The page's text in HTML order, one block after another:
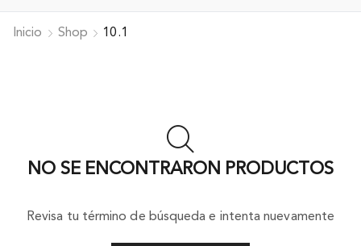
Inicio Shop 10.1
NO SE ENCONTRARON PRODUCTOS
Revisa tu término de búsqueda e intenta nuevamente